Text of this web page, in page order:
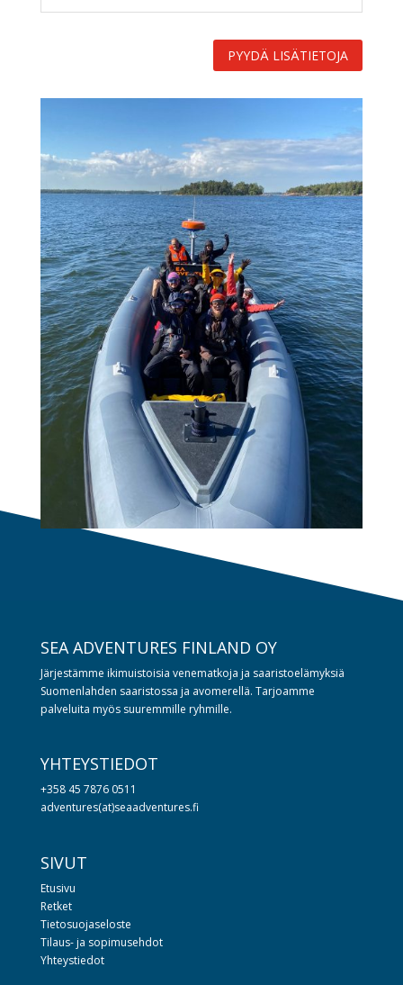
PYYDÄ LISÄTIETOJA
SEA ADVENTURES FINLAND OY
Järjestämme ikimuistoisia venematkoja ja saaristoelämyksiä
Suomenlahden saaristossa ja avomerellä. Tarjoamme
palveluita myös suuremmille ryhmille.
YHTEYSTIEDOT
+358 45 7876 0511
adventures(at)seaadventures.fi
SIVUT
Etusivu
Retket
Tietosuojaseloste
Tilaus- ja sopimusehdot
Yhteystiedot